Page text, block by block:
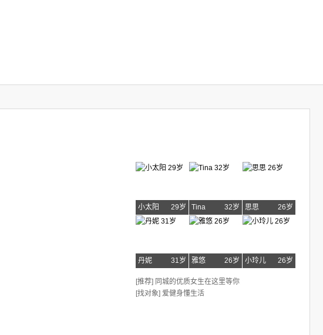
小太阳 29岁 Tina 32岁 思思 26岁
丹妮 31岁 雅悠 26岁 小玲儿 26岁
[推荐] 同城的优质女生在这里等你
[找对象] 爱健身懂生活